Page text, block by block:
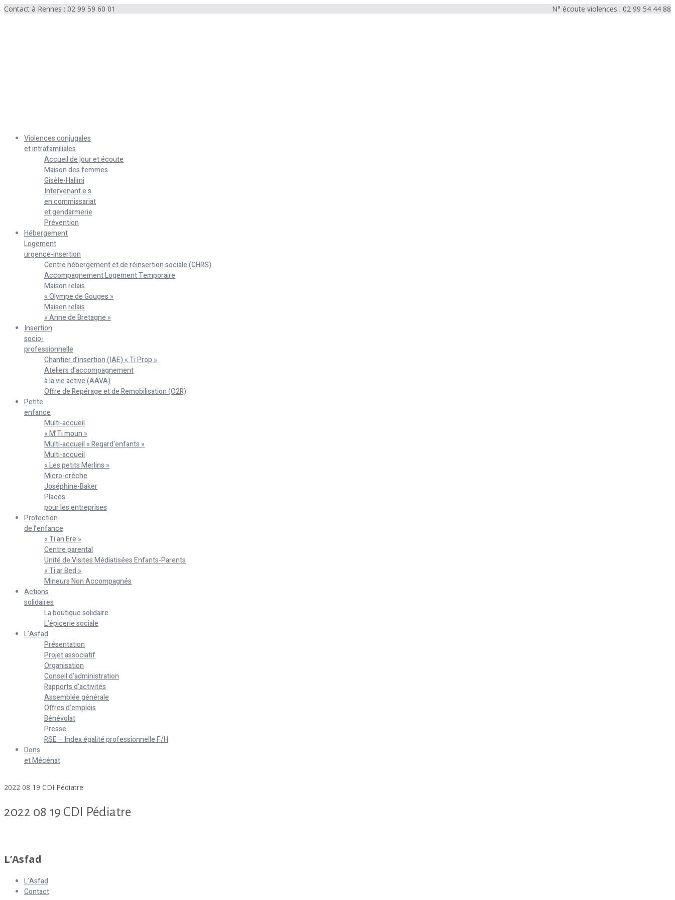
Contact à Rennes : 02 99 59 60 01 N° écoute violences : 02 99 54 44 88
Violences conjugales
et intrafamiliales
Accueil de jour et écoute
Maison des femmes
Gisèle-Halimi
Intervenant.e.s
en commissariat
et gendarmerie
Prévention
Hébergement
Logement
urgence-insertion
Centre hébergement et de réinsertion sociale (CHRS)
Accompagnement Logement Temporaire
Maison relais
« Olympe de Gouges »
Maison relais
« Anne de Bretagne »
Insertion
socio-
professionnelle
Chantier d’insertion (IAE) « Ti Prop »
Ateliers d’accompagnement
à la vie active (AAVA)
Offre de Repérage et de Remobilisation (O2R)
Petite
enfance
Multi-accueil
« M’Ti moun »
Multi-accueil « Regard’enfants »
Multi-accueil
« Les petits Merlins »
Micro-crèche
Joséphine-Baker
Places
pour les entreprises
Protection
de l’enfance
« Ti an Ere »
Centre parental
Unité de Visites Médiatisées Enfants-Parents
« Ti ar Bed »
Mineurs Non Accompagnés
Actions
solidaires
La boutique solidaire
L’épicerie sociale
L’Asfad
Présentation
Projet associatif
Organisation
Conseil d’administration
Rapports d’activités
Assemblée générale
Offres d’emplois
Bénévolat
Presse
RSE – Index égalité professionnelle F/H
Dons
et Mécénat
2022 08 19 CDI Pédiatre
2022 08 19 CDI Pédiatre
L’Asfad
L’Asfad
Contact